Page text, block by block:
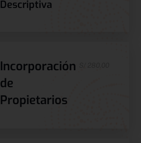
Descriptiva
Incorporación
de
Propietarios